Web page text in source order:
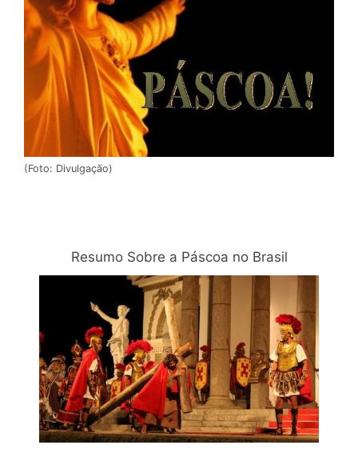
(Foto: Divulgação)
Resumo Sobre a Páscoa no Brasil